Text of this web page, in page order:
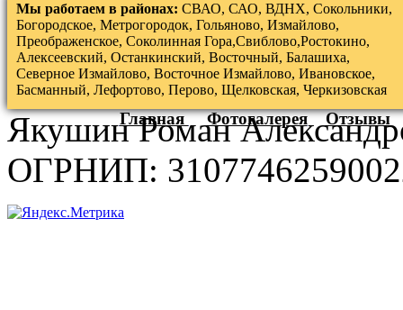
Мы работаем в районах: СВАО, САО, ВДНХ, Сокольники,
Богородское, Метрогородок, Гольяново, Измайлово,
Преображенское, Соколинная Гора,Свиблово,Ростокино,
Алексеевский, Останкинский, Восточный, Балашиха,
Северное Измайлово, Восточное Измайлово, Ивановское,
Басманный, Лефортово, Перово, Щелковская, Черкизовская
Главная Фотогалерея Отзывы
Якушин Роман
ОГРНИП: